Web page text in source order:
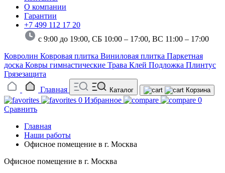
О компании
Гарантии
+7 499 112 17 20
с 9:00 до 19:00, СБ 10:00 – 17:00, ВС 11:00 – 17:00
Ковролин Ковровая плитка Виниловая плитка Паркетная
доска Ковры гимнастические Трава Клей Подложка Плинтус
Грязезащита
Главная
Каталог Корзина
0 Избранное
0
Сравнить
Главная
Наши работы
Офисное помещение в г. Москва
Офисное помещение в г. Москва